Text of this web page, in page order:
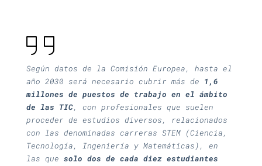
Según datos de la Comisión Europea, hasta el
año 2030 será necesario cubrir más de 1,6
millones de puestos de trabajo en el ámbito
de las TIC, con profesionales que suelen
proceder de estudios diversos, relacionados
con las denominadas carreras STEM (Ciencia,
Tecnología, Ingeniería y Matemáticas), en
las que solo dos de cada diez estudiantes